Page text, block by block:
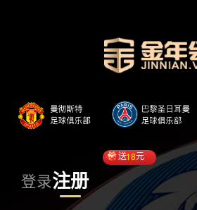
登录注册
送18元